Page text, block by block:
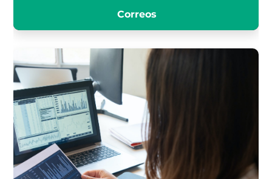
Correos
TÉCNICO DE HACIENDA
INFÓRMATE